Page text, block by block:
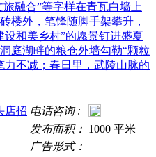
旅融合”等字样在青瓦白墙上
楼外，笔锋随脚手架攀升，
和美乡村”的愿景钉进盛夏
庭湖畔的粮仓外墙勾勒“颗粒
力不减；春日里，武陵山脉的
店招 电话咨询 :
发布面积： 1000 平米
广告形式：